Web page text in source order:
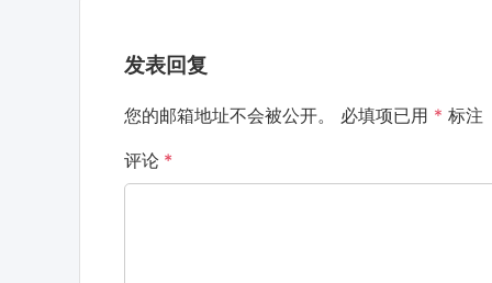
发表回复
您的邮箱地址不会被公开。 必填项已用 * 标注
评论 *